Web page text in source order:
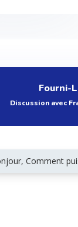
Fourni-
Discussion avec
Comment